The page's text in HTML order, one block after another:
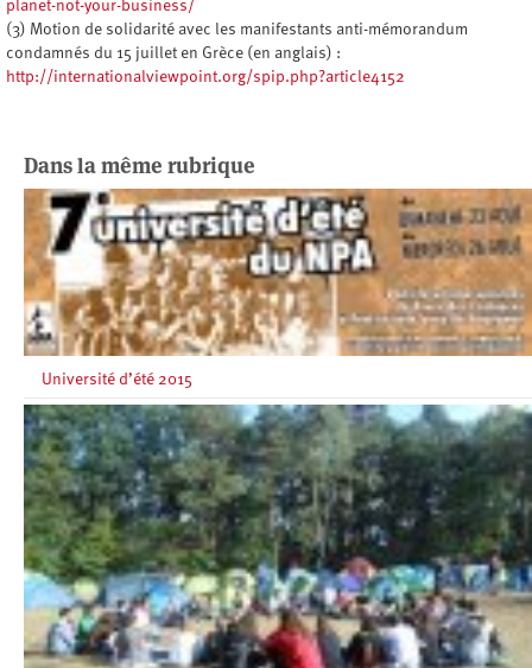
planet-not-your-business/
(3) Motion de solidarité avec les manifestants anti-mémorandum
condamnés du 15 juillet en Grèce (en anglais) :
http://internationalviewpoint.org/spip.php?article4152
Dans la même rubrique
Université d’été 2015